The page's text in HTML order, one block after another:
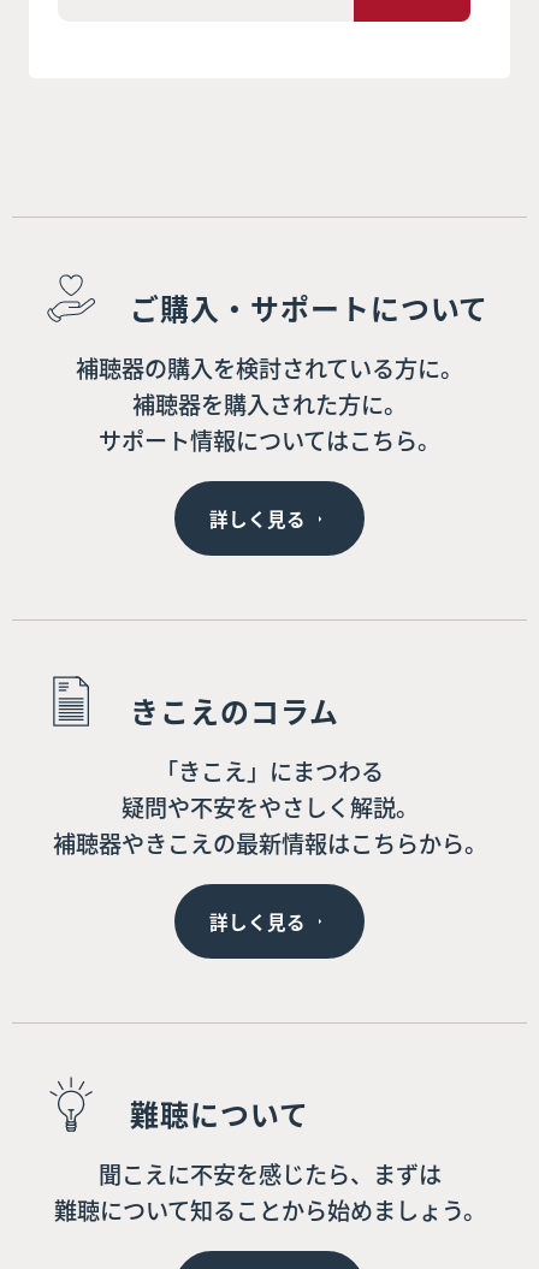
ご購入・サポートについて
補聴器の購入を検討されている方に。
補聴器を購入された方に。
サポート情報についてはこちら。
詳しく見る
きこえのコラム
「きこえ」にまつわる
疑問や不安をやさしく解説。
補聴器やきこえの最新情報はこちらから。
詳しく見る
難聴について
聞こえに不安を感じたら、まずは
難聴について知ることから始めましょう。